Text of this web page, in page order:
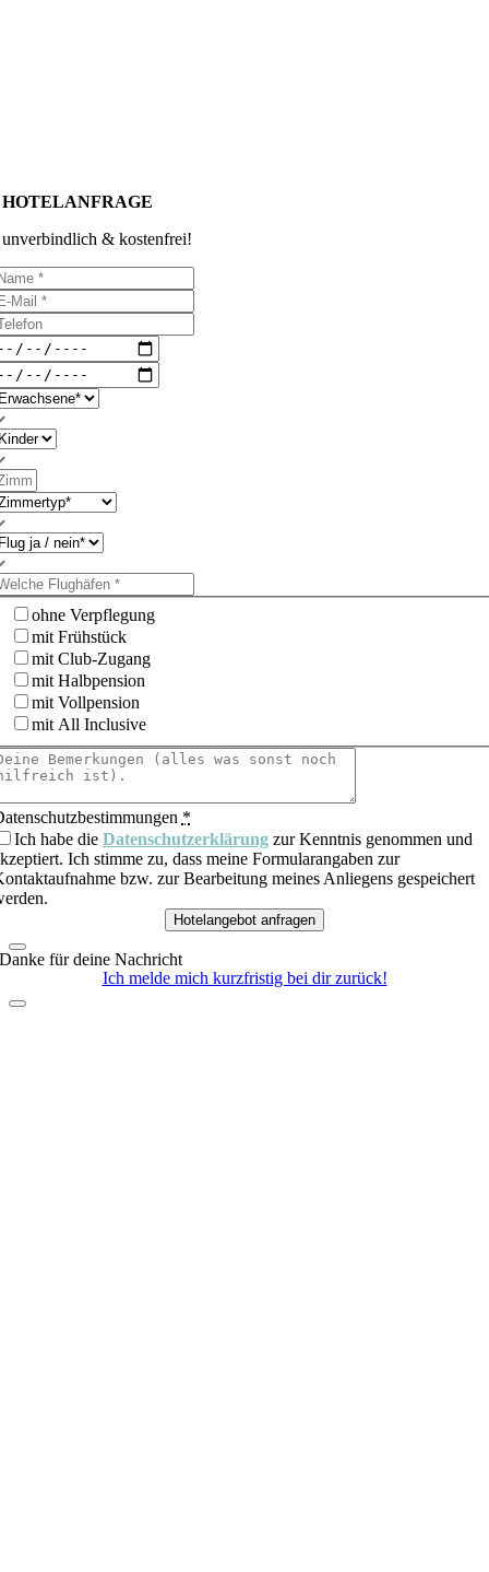
HOTELANFRAGE
unverbindlich & kostenfrei!
ohne Verpflegung
mit Frühstück
mit Club-Zugang
mit Halbpension
mit Vollpension
mit All Inclusive
*
Ich habe die Datenschutzerklärungzur Kenntnis genommen und
Ich stimme zu, dass meine Formularangaben zur
bzw. zur Bearbeitung meines Anliegens gespeichert
Hotelangebot anfragen
Danke für deine Nachricht
Ich melde mich kurzfristig bei dir zurück!